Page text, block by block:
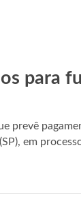
para
prevê
em